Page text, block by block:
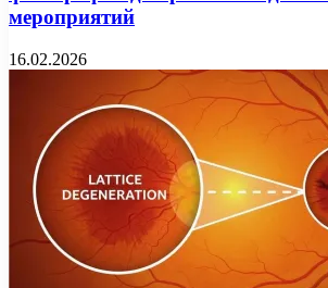
мероприятий
16.02.2026